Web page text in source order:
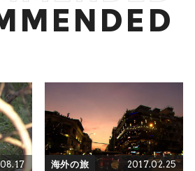
海外の旅 2017.02.25